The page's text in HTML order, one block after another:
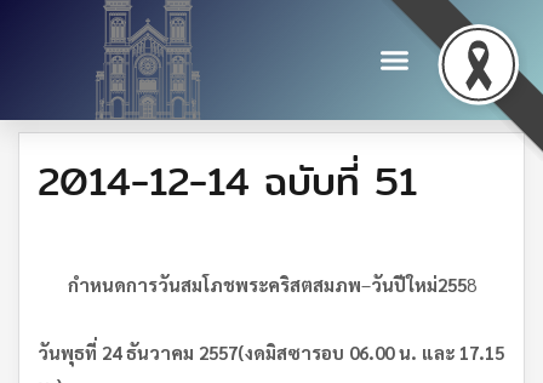
2014-12-14 ฉบับที่ 51
กำหนดการวันสมโภชพระคริสตสมภพ–วันปีใหม่2558
วันพุธที่ 24 ธันวาคม 2557(งดมิสซารอบ 06.00 น. และ 17.15